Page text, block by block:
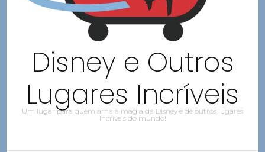
Disney e Outros
Lugares Incríveis
Um lugar para quem ama a magia da Disney e de outros lugares
Incríveis do mundo!